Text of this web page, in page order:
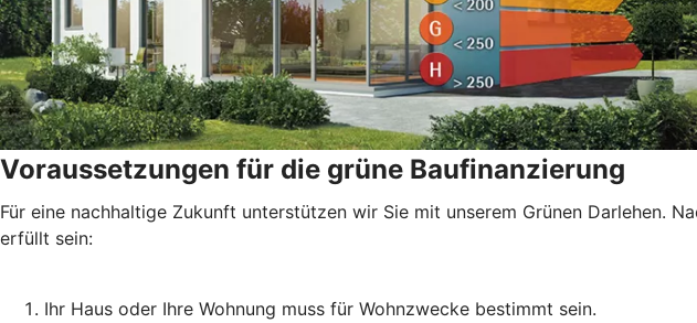
Voraussetzungen für die grüne Baufinanzierung
Für eine nachhaltige Zukunft unterstützen wir Sie mit unserem Grünen Darlehen.
erfüllt sein:
Ihr Haus oder Ihre Wohnung muss für Wohnzwecke bestimmt sein.